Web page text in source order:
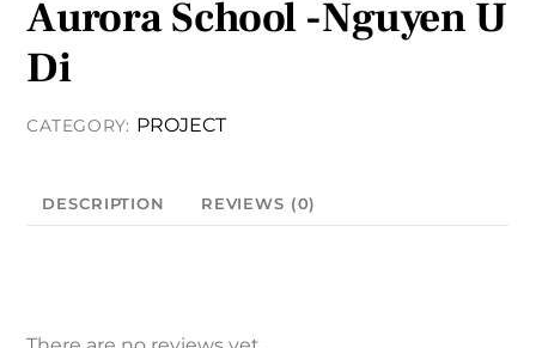
Aurora School -Nguyen U
Di
CATEGORY: PROJECT
DESCRIPTION REVIEWS (0)